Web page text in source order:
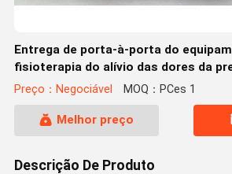
Entrega de porta-à-porta do
fisioterapia do alívio das dores da
inquietação da venda
Preço：Negociável MOQ：PCes 1
Melhor preço
Descrição De Produto